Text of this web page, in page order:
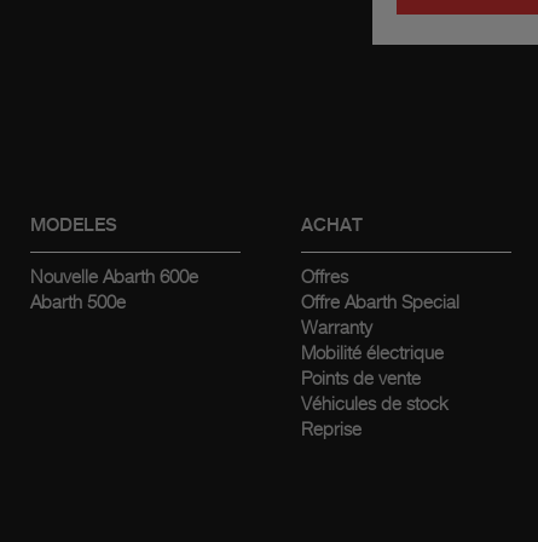
MODELES
Nouvelle Abarth 600e
Abarth 500e
ACHAT
Offres
Offre Abarth Special
Warranty
Mobilité électrique
Points de vente
Véhicules de stock
Reprise